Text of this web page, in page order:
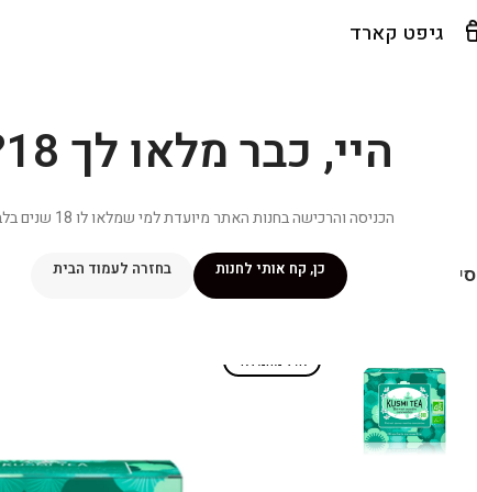
היי, כבר מלאו לך 18?
הכניסה והרכישה בחנות האתר מיועדת למי שמלאו לו 18 שנים בלבד.
כן, קח אותי לחנות בחזרה לעמוד הבית
גיפט קארד
שלי מתכוניםמנוי ״אליטה פלוס״חנותפרסומים במדיה
אזל מהמלאי